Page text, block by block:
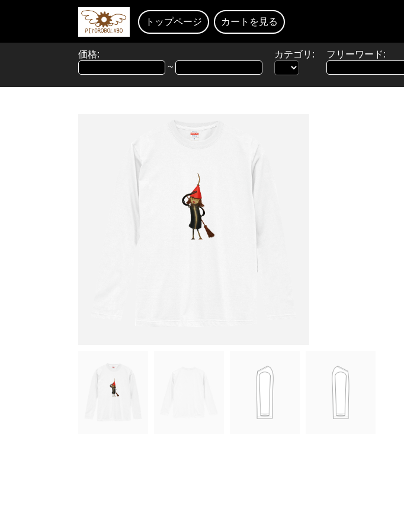
トップページ カートを見る
価格:
~
カテゴリ:
フリーワード: